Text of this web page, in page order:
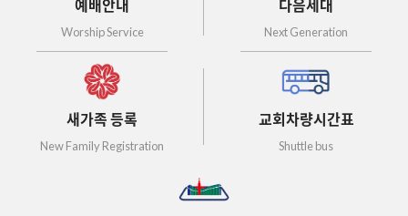
예배안내
Worship Service
다음세대
Next Generation
새가족 등록
New Family Registration
교회차량시간표
Shuttle bus